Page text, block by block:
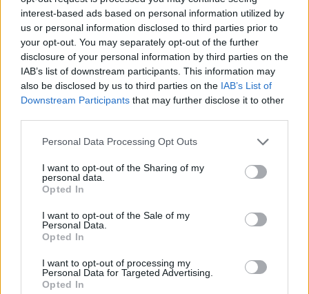
interest-based ads based on personal information utilized by
us or personal information disclosed to third parties prior to
your opt-out. You may separately opt-out of the further
disclosure of your personal information by third parties on the
IAB’s list of downstream participants. This information may
also be disclosed by us to third parties on the IAB’s List of
Downstream Participants that may further disclose it to other
Personal Data Processing Opt Outs
I want to opt-out of the Sharing of my
personal data.
Opted In
I want to opt-out of the Sale of my
Personal Data.
Opted In
I want to opt-out of processing my
Personal Data for Targeted Advertising.
Opted In